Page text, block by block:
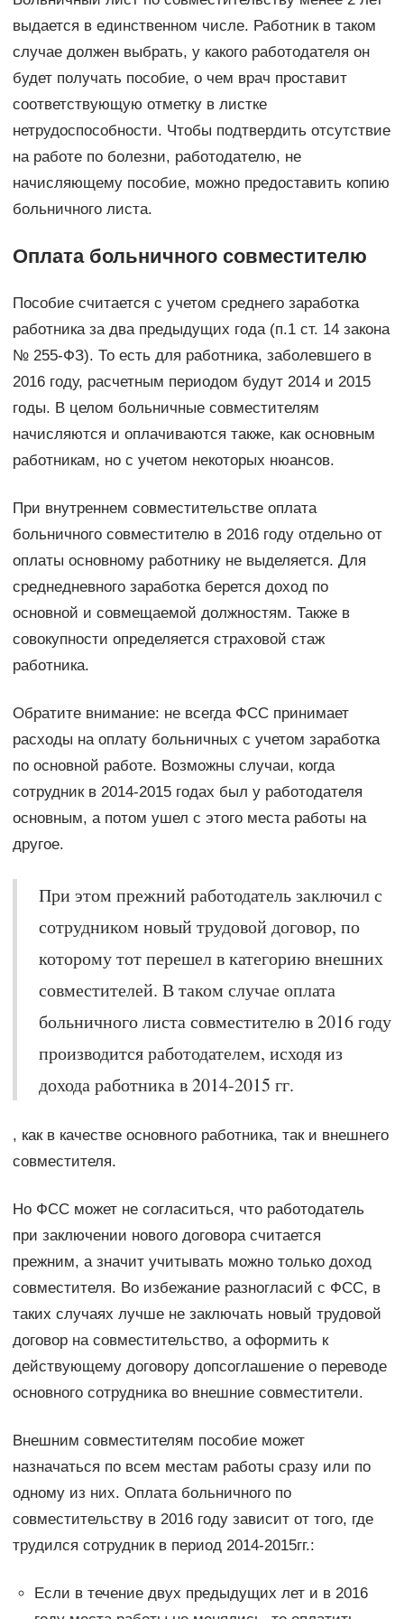
выдается в единственном числе. Работник в таком
случае должен выбрать, у какого работодателя он
будет получать пособие, о чем врач проставит
соответствующую отметку в листке
нетрудоспособности. Чтобы подтвердить отсутствие
на работе по болезни, работодателю, не
начисляющему пособие, можно предоставить копию
больничного листа.
Оплата больничного совместителю
Пособие считается с учетом среднего заработка
работника за два предыдущих года (п.1 ст. 14 закона
№ 255-ФЗ). То есть для работника, заболевшего в
2016 году, расчетным периодом будут 2014 и 2015
годы. В целом больничные совместителям
начисляются и оплачиваются также, как основным
работникам, но с учетом некоторых нюансов.
При внутреннем совместительстве оплата
больничного совместителю в 2016 году отдельно от
оплаты основному работнику не выделяется. Для
среднедневного заработка берется доход по
основной и совмещаемой должностям. Также в
совокупности определяется страховой стаж
работника.
Обратите внимание: не всегда ФСС принимает
расходы на оплату больничных с учетом заработка
по основной работе. Возможны случаи, когда
сотрудник в 2014-2015 годах был у работодателя
основным, а потом ушел с этого места работы на
другое.
При этом прежний работодатель заключил с
сотрудником новый трудовой договор, по
которому тот перешел в категорию внешних
совместителей. В таком случае оплата
больничного листа совместителю в 2016 году
производится работодателем, исходя из
дохода работника в 2014-2015 гг.
, как в качестве основного работника, так и внешнего
совместителя.
Но ФСС может не согласиться, что работодатель
при заключении нового договора считается
прежним, а значит учитывать можно только доход
совместителя. Во избежание разногласий с ФСС, в
таких случаях лучше не заключать новый трудовой
договор на совместительство, а оформить к
действующему договору допсоглашение о переводе
основного сотрудника во внешние совместители.
Внешним совместителям пособие может
назначаться по всем местам работы сразу или по
одному из них. Оплата больничного по
совместительству в 2016 году зависит от того, где
трудился сотрудник в период 2014-2015гг.:
Если в течение двух предыдущих лет и в 2016